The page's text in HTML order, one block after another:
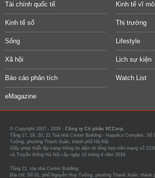
Tài chính quốc tế Kinh tế vĩ
Kinh tế số Thị trường
Sống Lifestyle
Xã hội Lịch sự kiện
Báo cáo phân tích Watch List
eMagazine
© Copyright 2007 - 2026 - Công ty Cổ phần VCCorp.
Tầng 17, 19, 20, 21 Toà nhà Center Building - Hapulico Complex, Số
Tưởng, phường Thanh Xuân, thành phố Hà Nội
Giấy phép thiết lập trang thông tin điện tử tổng hợp trên mạng số
và Truyền thông Hà Nội cấp ngày 10 tháng 4 năm 2019.
Tầng 21, tòa nhà Center Building.
Địa chỉ: Số 01, phố Nguyễn Huy Tưởng, phường Thanh Xuân, thành